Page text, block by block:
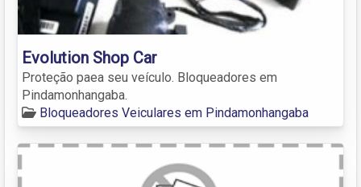
Evolution Shop Car
Proteção paea seu veículo. Bloqueadores em
Pindamonhangaba.
Bloqueadores Veiculares em Pindamonhangaba